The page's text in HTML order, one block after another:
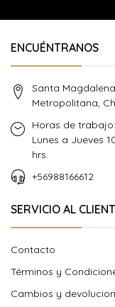
ENCUÉNTRANOS
Santa
Metropolitana,
Horas de trabajo:
Lunes a Jueves
hrs.
+56988166612
SERVICIO AL
Contacto
Términos y
Cambios y